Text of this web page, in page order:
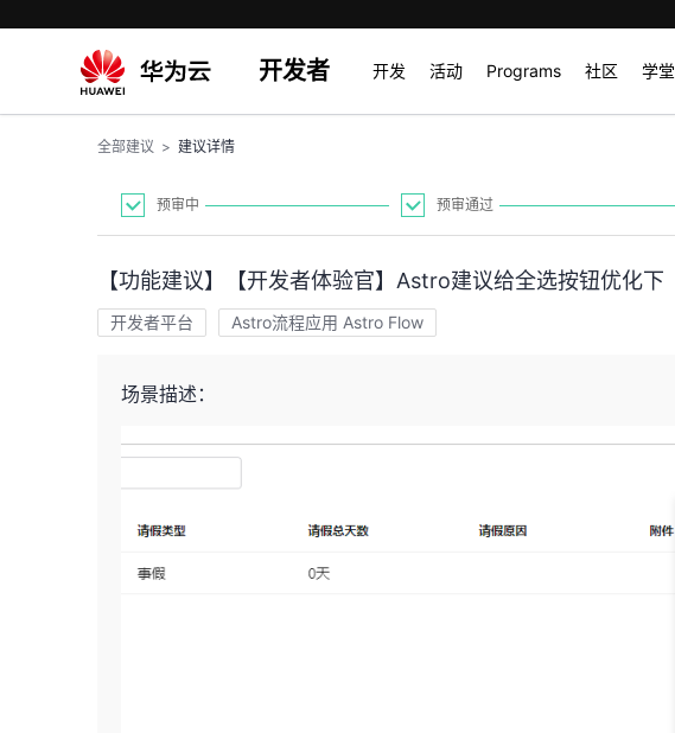
开发者 开发 活动 Programs 社区 学堂
全部建议 > 建议详情
预审中 预审通过
【功能建议】【开发者体验官】Astro建议给全选按钮优化下
开发者平台 Astro流程应用 Astro Flow
场景描述：